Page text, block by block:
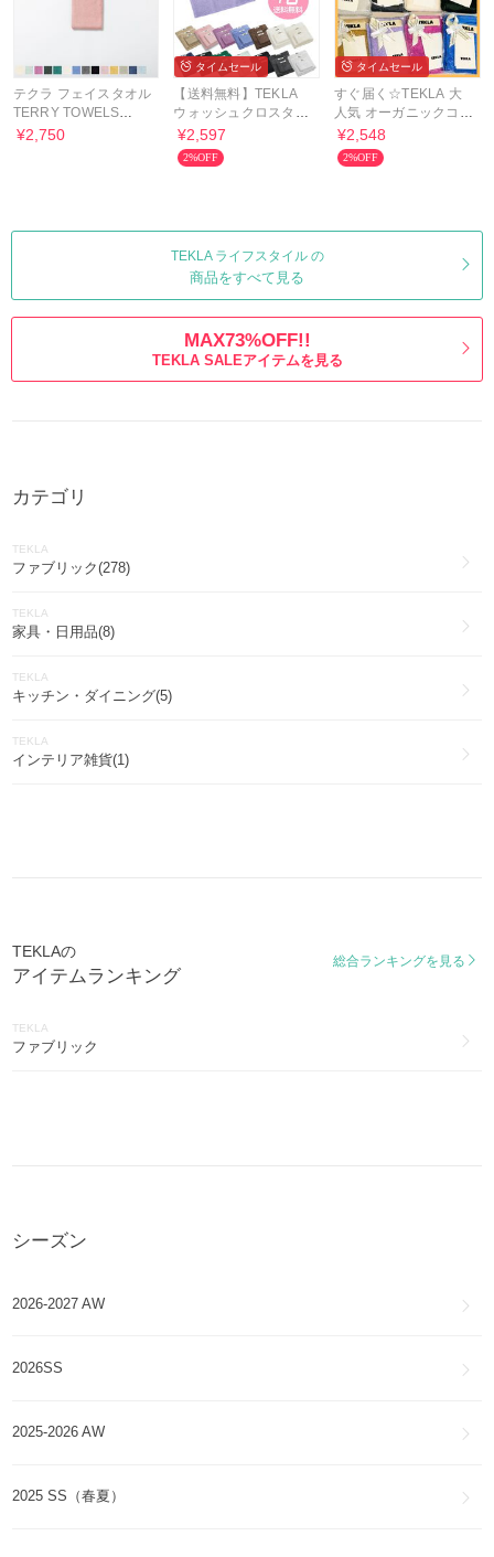
テクラ フェイスタオル
TERRY TOWELS
SOLID 30×30
¥2,750
タイムセール
【送料無料】TEKLA
ウォッシュクロスタオ
ル ハンドタオル
30×30
¥2,597
2%OFF
タイムセール
すぐ届く☆TEKLA 大
人気 オーガニックコッ
トンタオル 30×30
¥2,548
2%OFF
TEKLA ライフスタイル の
商品をすべて見る
MAX73%OFF!!
TEKLA SALEアイテムを見る
カテゴリ
TEKLA
ファブリック(278)
TEKLA
家具・日用品(8)
TEKLA
キッチン・ダイニング(5)
TEKLA
インテリア雑貨(1)
TEKLAの
アイテムランキング
総合ランキングを見る
TEKLA
ファブリック
シーズン
2026-2027 AW
2026SS
2025-2026 AW
2025 SS（春夏）